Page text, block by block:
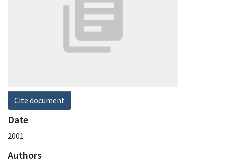
Cite document
Date
2001
Authors